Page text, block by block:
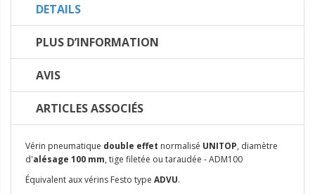
DETAILS
PLUS D’INFORMATION
AVIS
ARTICLES ASSOCIÉS
Vérin pneumatique double effet normalisé UNITOP, diamètre
d'alésage 100 mm, tige filetée ou taraudée - ADM100
Équivalent aux vérins Festo type ADVU.